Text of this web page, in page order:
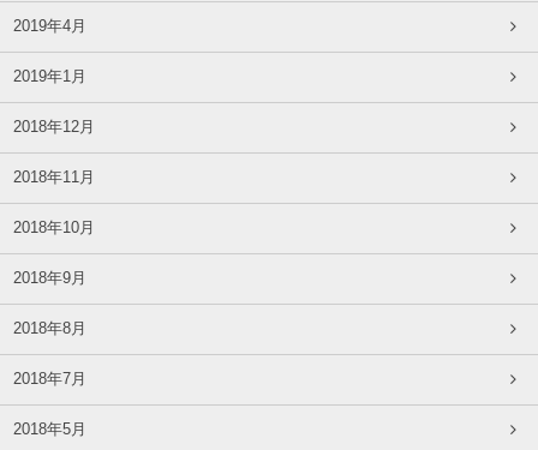
2019年4月
2019年1月
2018年12月
2018年11月
2018年10月
2018年9月
2018年8月
2018年7月
2018年5月